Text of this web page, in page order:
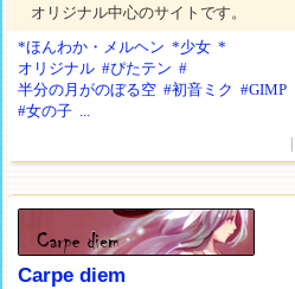
オリジナル中心のサイトです。
*ほんわか・メルヘン *少女 *
オリジナル #ぴたテン #
半分の月がのぼる空 #初音ミク #GIMP
#女の子 ...
Carpe diem